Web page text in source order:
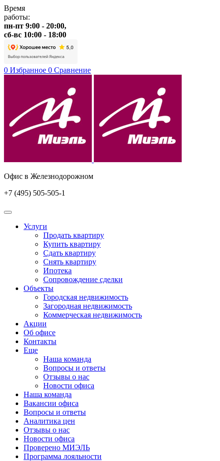
Время
работы:
пн-пт 9:00 - 20:00,
сб-вс 10:00 - 18:00
0 Избранное 0 Сравнение
Офис в Железнодорожном
+7 (495) 505-505-1
Услуги
Продать квартиру
Купить квартиру
Сдать квартиру
Снять квартиру
Ипотека
Сопровождение сделки
Объекты
Городская недвижимость
Загородная недвижимость
Коммерческая недвижимость
Акции
Об офисе
Контакты
Еще
Наша команда
Вопросы и ответы
Отзывы о нас
Новости офиса
Наша команда
Вакансии офиса
Вопросы и ответы
Аналитика цен
Отзывы о нас
Новости офиса
Проверено МИЭЛЬ
Программа лояльности